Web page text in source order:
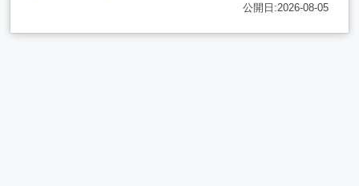
公開日:2026-08-05